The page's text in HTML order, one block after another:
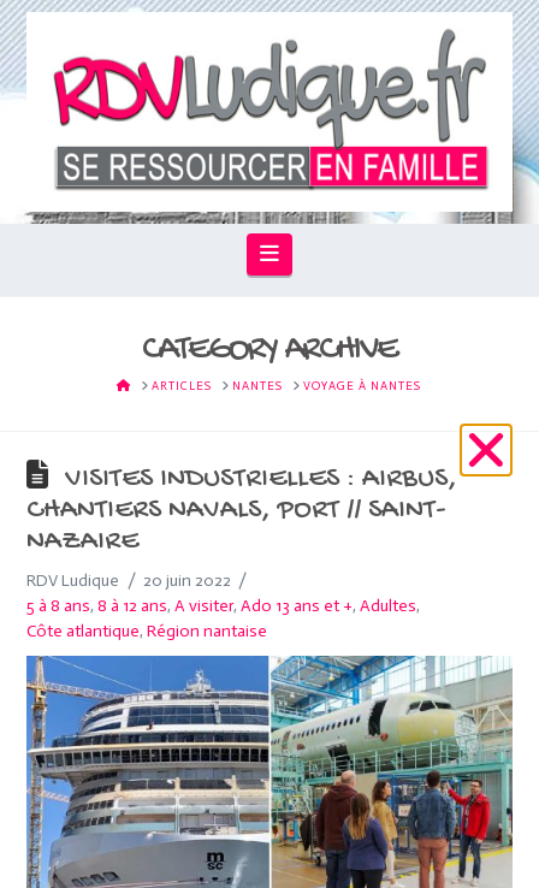
Navigation
CATEGORY ARCHIVE
HOMEARTICLES NANTES VOYAGE À NANTES
VISITES INDUSTRIELLES : AIRBUS,
CHANTIERS NAVALS, PORT // SAINT-
NAZAIRE
RDV Ludique
20 juin 2022
5 à 8 ans,8 à 12 ans,A visiter,Ado 13 ans et +,Adultes,
Côte atlantique,Région nantaise